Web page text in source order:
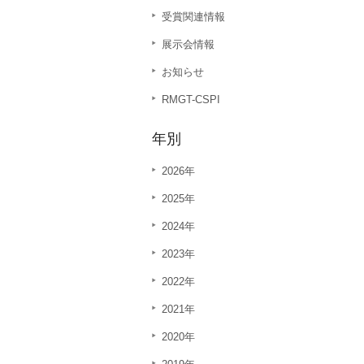
受賞関連情報
展示会情報
お知らせ
RMGT-CSPI
年別
2026年
2025年
2024年
2023年
2022年
2021年
2020年